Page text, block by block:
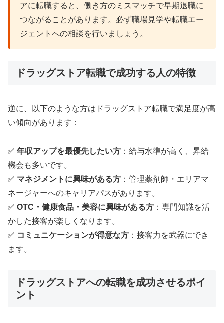
アに転職すると、働き方のミスマッチで早期退職に
つながることがあります。必ず職場見学や転職エー
ジェントへの相談を行いましょう。
ドラッグストア転職で成功する人の特徴
逆に、以下のような方はドラッグストア転職で満足度が高
い傾向があります：
✅ 年収アップを最優先したい方 ：給与水準が高く、昇給
機会も多いです。
✅ マネジメントに興味がある方 ：管理薬剤師・エリアマ
ネージャーへのキャリアパスがあります。
✅ OTC・健康食品・美容に興味がある方 ：専門知識を活
かした接客が楽しくなります。
✅ コミュニケーションが得意な方 ：接客力を武器にでき
ます。
ドラッグストアへの転職を成功させるポイ
ント